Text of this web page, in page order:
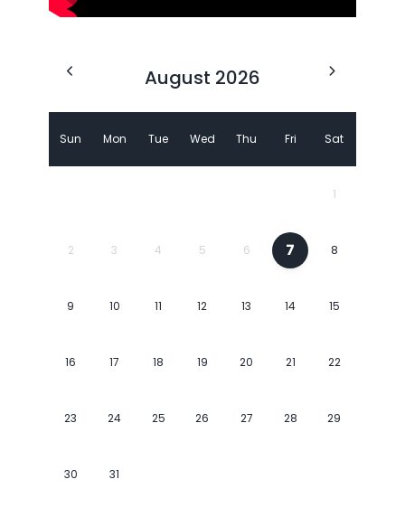
August 2026
Sun Mon Tue Wed Thu Fri Sat
1
2 3 4 5 6 7 8
9 10 11 12 13 14 15
16 17 18 19 20 21 22
23 24 25 26 27 28 29
30 31